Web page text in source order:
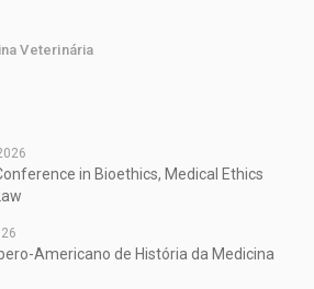
Veterinária
in Bioethics, Medical Ethics
Americano de História da Medicina